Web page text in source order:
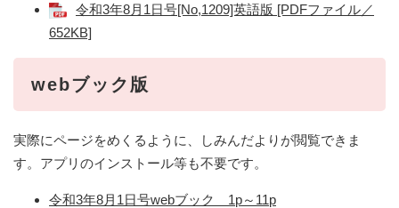
令和3年8月1日号[No,1209]英語版 [PDFファイル／
652KB]
webブック版
実際にページをめくるように、しみんだよりが閲覧できま
す。アプリのインストール等も不要です。
令和3年8月1日号webブック 1p～11p